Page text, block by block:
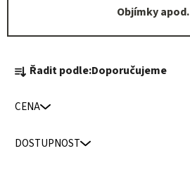
Objímky apod.
a
e
n
Řadit podle:Doporučujeme
CENA
DOSTUPNOST